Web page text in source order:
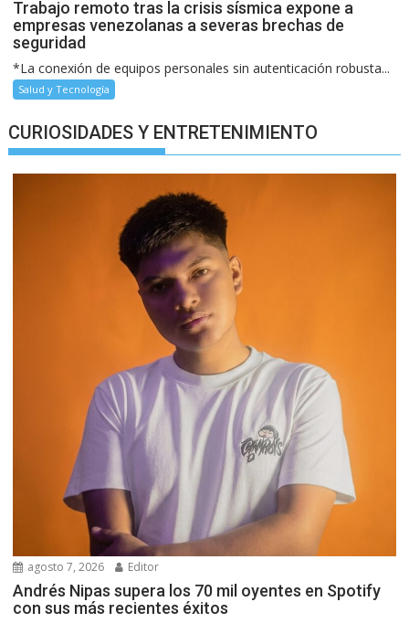
Trabajo remoto tras la crisis sísmica expone a
empresas venezolanas a severas brechas de
seguridad
*La conexión de equipos personales sin autenticación robusta...
Salud y Tecnología
CURIOSIDADES Y ENTRETENIMIENTO
agosto 7, 2026 Editor
Andrés Nipas supera los 70 mil oyentes en Spotify
con sus más recientes éxitos